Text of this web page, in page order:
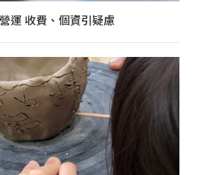
運 收費、個資引疑慮